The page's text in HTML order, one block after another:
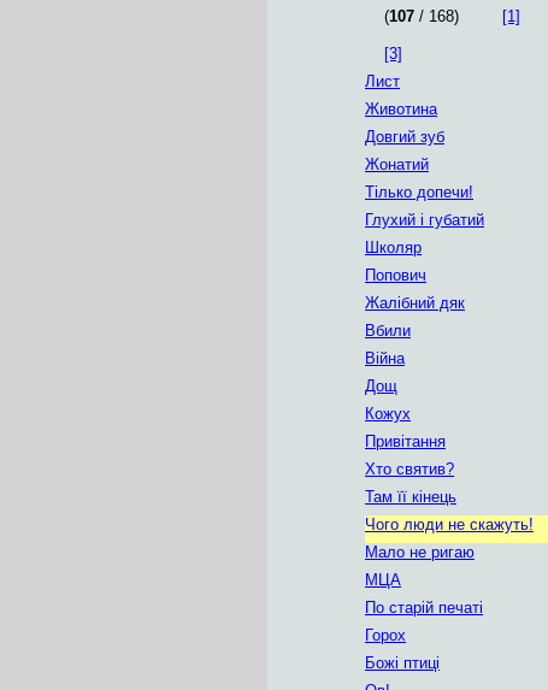
(107 / 168) [1]
[3]
Лист
Животина
Довгий зуб
Жонатий
Тілько допечи!
Глухий і губатий
Школяр
Попович
Жалібний дяк
Вбили
Війна
Дощ
Кожух
Привітання
Хто святив?
Там її кінець
Чого люди не скажуть!
Мало не ригаю
МЦА
По старій печаті
Горох
Божі птиці